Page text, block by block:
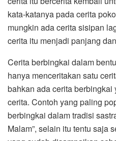
kata-katanya pada cerita
mungkin ada cerita sisipan
cerita itu menjadi panjang
Cerita berbingkai dalam
hanya menceritakan satu
bahkan ada cerita
cerita. Contoh yang paling
berbingkai dalam tradisi
Malam”, selain itu tentu saja